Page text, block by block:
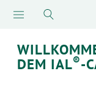
DEM IAL®-